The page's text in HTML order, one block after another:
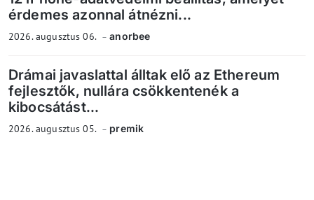
érdemes azonnal átnézni...
2026. augusztus 06. anorbee
Drámai javaslattal álltak elő az Ethereum
fejlesztők, nullára csökkentenék a
kibocsátást...
2026. augusztus 05. premik